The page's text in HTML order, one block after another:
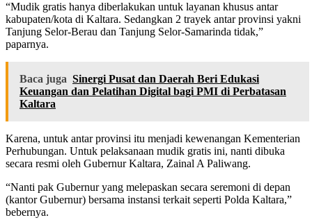
“Mudik gratis hanya diberlakukan untuk layanan khusus antar
kabupaten/kota di Kaltara. Sedangkan 2 trayek antar provinsi yakni
Tanjung Selor-Berau dan Tanjung Selor-Samarinda tidak,”
paparnya.
Baca juga Sinergi Pusat dan Daerah Beri Edukasi
Keuangan dan Pelatihan Digital bagi PMI di Perbatasan
Kaltara
Karena, untuk antar provinsi itu menjadi kewenangan Kementerian
Perhubungan. Untuk pelaksanaan mudik gratis ini, nanti dibuka
secara resmi oleh Gubernur Kaltara, Zainal A Paliwang.
“Nanti pak Gubernur yang melepaskan secara seremoni di depan
(kantor Gubernur) bersama instansi terkait seperti Polda Kaltara,”
bebernya.